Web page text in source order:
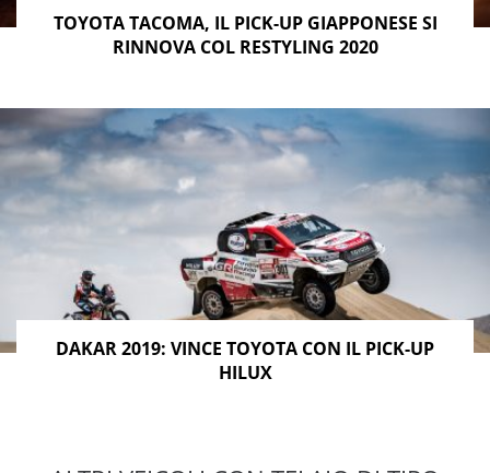
TOYOTA TACOMA, IL PICK-UP GIAPPONESE SI
RINNOVA COL RESTYLING 2020
DAKAR 2019: VINCE TOYOTA CON IL PICK-UP
HILUX